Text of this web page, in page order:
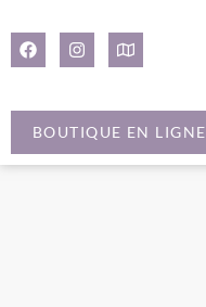
BOUTIQUE EN LIGNE